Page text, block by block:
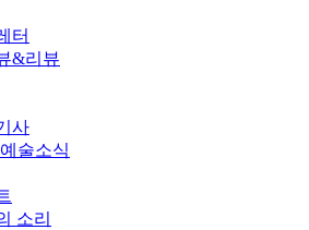
터
&리뷰
사
술소식
소리